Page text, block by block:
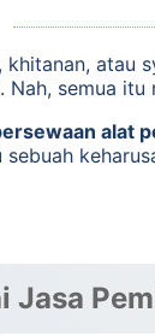
khitanan, atau
Nah, semua
alat
Jasa